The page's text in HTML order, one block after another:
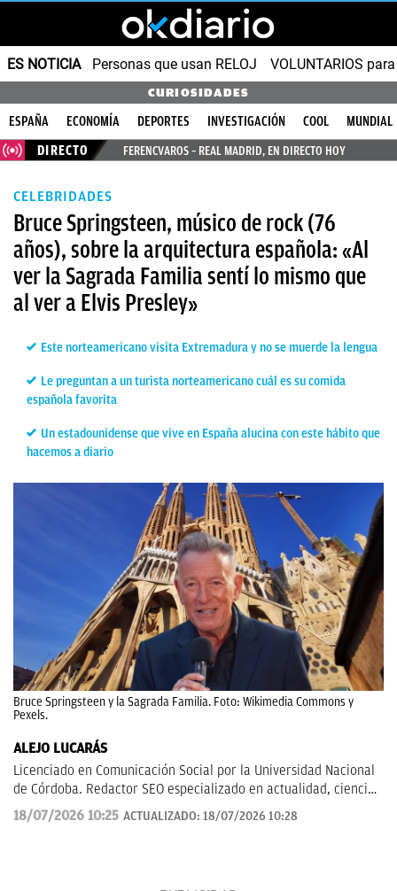
ES NOTICIA Personas que usan RELOJ VOLUNTARIOS
CURIOSIDADES
ESPAÑA ECONOMÍA DEPORTES INVESTIGACIÓN COOL
MUNDIAL
DIRECTO
FERENCVAROS – REAL MADRID, EN DIRECTO HOY
CELEBRIDADES
Bruce Springsteen, músico de rock (76
años), sobre la arquitectura española: «Al
ver la Sagrada Familia sentí lo mismo que
al ver a Elvis Presley»
Este norteamericano visita Extremadura y no se muerde la lengua
Le preguntan a un turista norteamericano cuál es su comida
española favorita
Un estadounidense que vive en España alucina con este hábito que
hacemos a diario
Bruce Springsteen y la Sagrada Familia. Foto: Wikimedia Commons y
Pexels.
ALEJO LUCARÁS
Licenciado en Comunicación Social por la Universidad Nacional
de Córdoba. Redactor SEO especializado en actualidad, ciencia
aplicada, tecnología y fenómenos sociales, con un enfoque
divulgativo y orientado a explicar al lector cómo los grandes
18/07/2026 10:25 ACTUALIZADO: 18/07/2026 10:28